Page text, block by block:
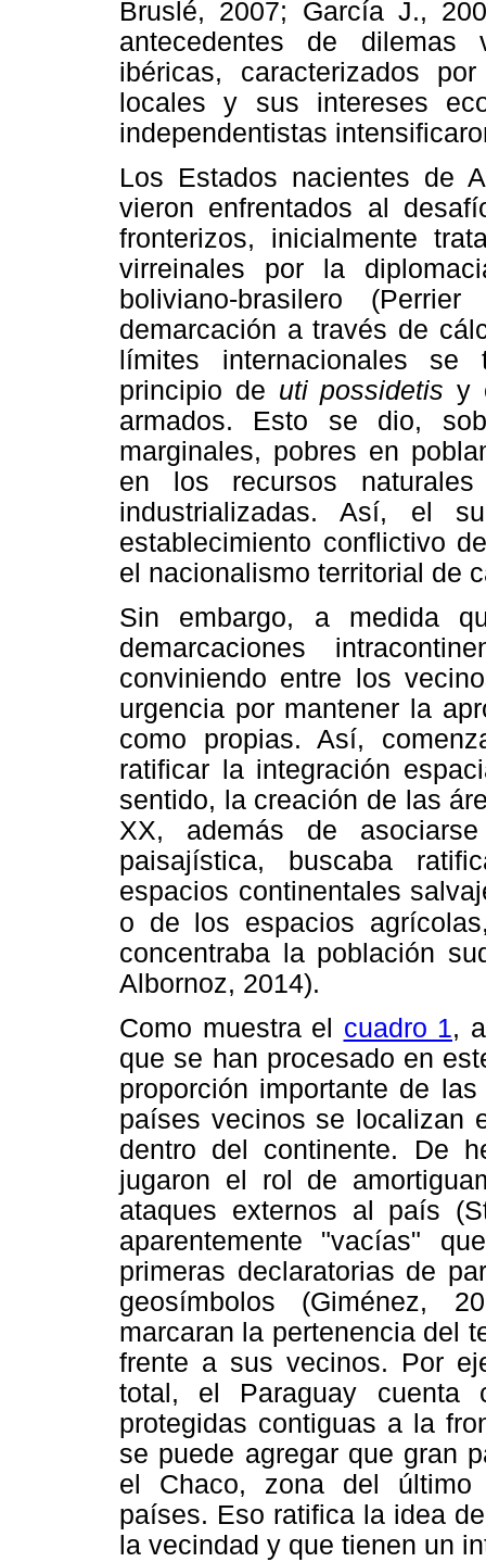
Bruslé, 2007; García J.,
antecedentes de
ibéricas, caracterizados
locales y sus intereses
independentistas
Los Estados nacientes de
vieron enfrentados al
fronterizos, inicialmente
virreinales por la
boliviano-brasilero
demarcación a través de
límites internacionales se
principio de uti possidetisy
armados. Esto se dio,
marginales, pobres en
en los recursos
industrializadas. Así, el
establecimiento conflictivo
el nacionalismo territorial de
Sin embargo, a medida
demarcaciones
conviniendo entre los
urgencia por mantener la
como propias. Así,
ratificar la integración
sentido, la creación de las
XX, además de
paisajística, buscaba
espacios continentales
o de los espacios
concentraba la población
Albornoz, 2014).
Como muestra el cuadro 1,
que se han procesado en
proporción importante de
países vecinos se localizan
dentro del continente. De
jugaron el rol de
ataques externos al país
aparentemente "vacías"
primeras declaratorias de
geosímbolos (Giménez,
marcaran la pertenencia del
frente a sus vecinos. Por
total, el Paraguay
protegidas contiguas a la
se puede agregar que gran
el Chaco, zona del último
países. Eso ratifica la idea
la vecindad y que tienen un